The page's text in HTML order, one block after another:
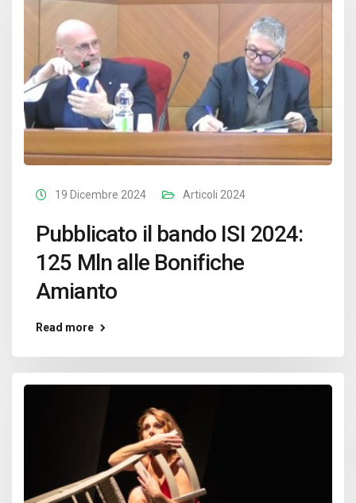
19 Dicembre 2024 Articoli 2024
Pubblicato il bando ISI 2024:
125 Mln alle Bonifiche
Amianto
Read more